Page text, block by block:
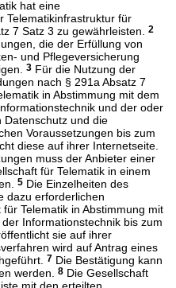
hat eine
Telematikinfrastruktur für
7 Satz 3 zu gewährleisten.
2
die der Erfüllung von
und Pflegeversicherung
3Für die Nutzung der
nach § 291a Absatz 7
in Abstimmung mit dem
und der oder
und die
Voraussetzungen bis zum
diese auf ihrer Internetseite.
muss der Anbieter einer
für Telematik in einem
5Die Einzelheiten des
dazu erforderlichen
Telematik in Abstimmung mit
Informationstechnik bis zum
sie auf ihrer
wird auf Antrag eines
7Die Bestätigung kann
werden.
8Die Gesellschaft
mit den erteilten